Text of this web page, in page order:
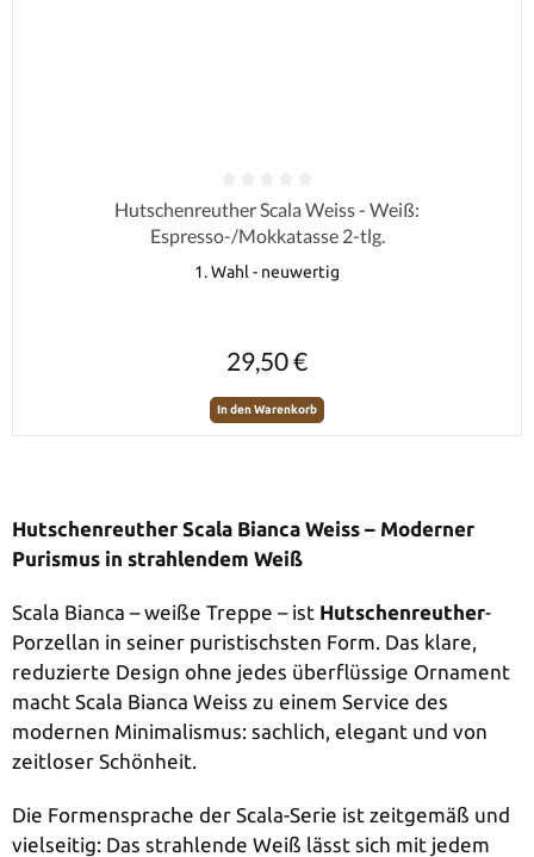
Durchschnittliche Bewertung von 0 von 5 Sternen
Hutschenreuther Scala Weiss - Weiß:
Espresso-/Mokkatasse 2-tlg.
1. Wahl - neuwertig
29,50 €
In den Warenkorb
Hutschenreuther Scala Bianca Weiss – Moderner
Purismus in strahlendem Weiß
Scala Bianca – weiße Treppe – ist Hutschenreuther-
Porzellan in seiner puristischsten Form. Das klare,
reduzierte Design ohne jedes überflüssige Ornament
macht Scala Bianca Weiss zu einem Service des
modernen Minimalismus: sachlich, elegant und von
zeitloser Schönheit.
Die Formensprache der Scala-Serie ist zeitgemäß und
vielseitig: Das strahlende Weiß lässt sich mit jedem